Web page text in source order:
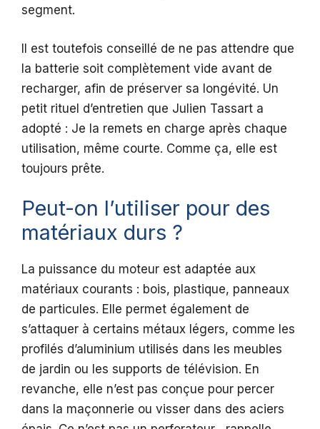
segment.
Il est toutefois conseillé de ne pas attendre que
la batterie soit complètement vide avant de
recharger, afin de préserver sa longévité. Un
petit rituel d’entretien que Julien Tassart a
adopté : Je la remets en charge après chaque
utilisation, même courte. Comme ça, elle est
toujours prête.
Peut-on l’utiliser pour des
matériaux durs ?
La puissance du moteur est adaptée aux
matériaux courants : bois, plastique, panneaux
de particules. Elle permet également de
s’attaquer à certains métaux légers, comme les
profilés d’aluminium utilisés dans les meubles
de jardin ou les supports de télévision. En
revanche, elle n’est pas conçue pour percer
dans la maçonnerie ou visser dans des aciers